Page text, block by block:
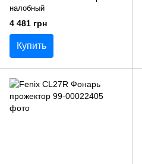
налобный
4 481 грн
Купить